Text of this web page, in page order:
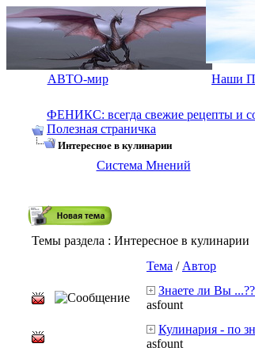
АВТО-мир Наши
ФЕНИКС: всегда свежие рецепты и
Полезная страничка
Интересное в кулинарии
Система Мнений
Темы раздела : Интересное в кулинарии
Тема / Автор
Знаете ли Вы
asfount
Кулинария - по
asfount